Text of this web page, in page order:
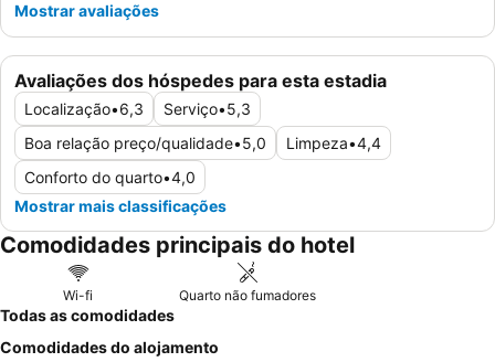
Avaliações dos hóspedes para esta estadia
Localização•6,3 Serviço•5,3
Boa relação preço/qualidade•5,0 Limpeza•4,4
Conforto do quarto•4,0
Mostrar mais classificações
Mostrar avaliações
Comodidades principais do hotel
Wi-fi Quarto não fumadores
Todas as comodidades
Comodidades do alojamento